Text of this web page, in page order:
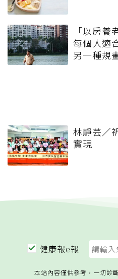
「以房
每個人適
另一種規
林靜芸／
實現
健康報e報
本站內容僅供參考，一切診